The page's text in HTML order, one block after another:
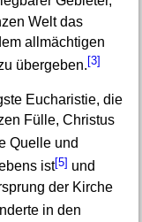
Welt das
allmächtigen
übergeben. [3]
Eucharistie, die
Fülle, Christus
Quelle und
ist[5] und
der Kirche
in den